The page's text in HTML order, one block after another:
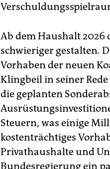
Ab dem Haushalt 2026
schwieriger gestalten.
Vorhaben der neuen
Klingbeil in seiner
die geplanten
Steuern, was einige
kostenträchtiges
Privathaushalte und
Bundesregierung ein